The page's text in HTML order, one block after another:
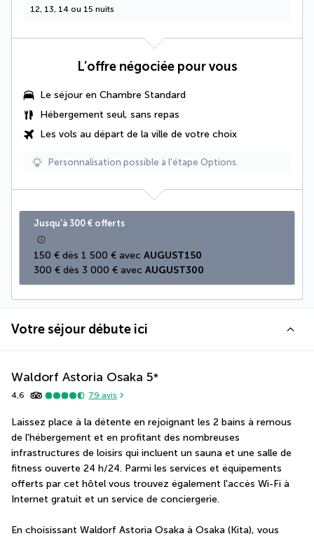
12, 13, 14 ou 15 nuits
L’offre négociée pour vous
Le séjour en Chambre Standard
Hébergement seul, sans repas
Les vols au départ de la ville de votre choix
Personnalisation possible à l’étape Options.
Jusqu’à 300 € offerts
150 € dès 1 500 € avec AUGUST150
300 € dès 3 000 € avec AUGUST300
Votre séjour débute ici
Waldorf Astoria Osaka 5*
4,6 79 avis
Laissez place à la détente en rejoignant les 2 bains à remous
de l'hébergement et en profitant des nombreuses
infrastructures de loisirs qui incluent un sauna et une salle de
fitness ouverte 24 h/24. Parmi les services et équipements
offerts par cet hôtel vous trouvez également l'accès Wi-Fi à
Internet gratuit et un service de conciergerie.
En choisissant Waldorf Astoria Osaka à Osaka (Kita), vous